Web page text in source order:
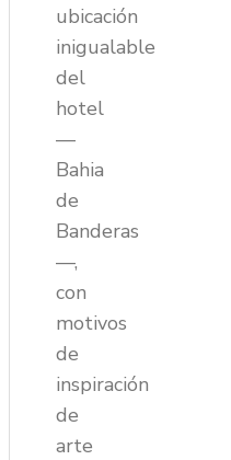
ubicación
inigualable
del
hotel
—
Bahia
de
Banderas
—,
con
motivos
de
inspiración
de
arte